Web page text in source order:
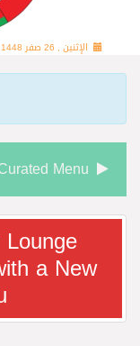
الإثنين , 26 صفر 1448 هـ ,
رجل الاعمال
a New